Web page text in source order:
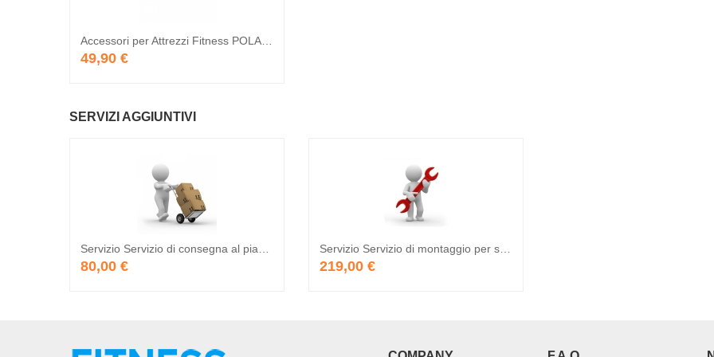
49,90 €
SERVIZI AGGIUNTIVI
80,00 € 219,00 €